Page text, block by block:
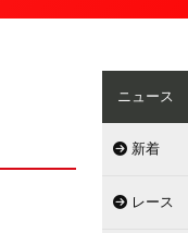
ニュース
新着
レース